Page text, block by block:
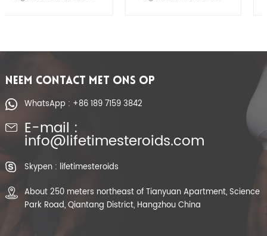
NEEM CONTACT MET ONS OP
WhatsApp : +86 189 7159 3842
E-mail :
info@lifetimesteroids.com
Skypen : lifetimesteroids
About 250 meters northeast of Tianyuan Apartment, Science
Park Road, Qiantang District, Hangzhou China